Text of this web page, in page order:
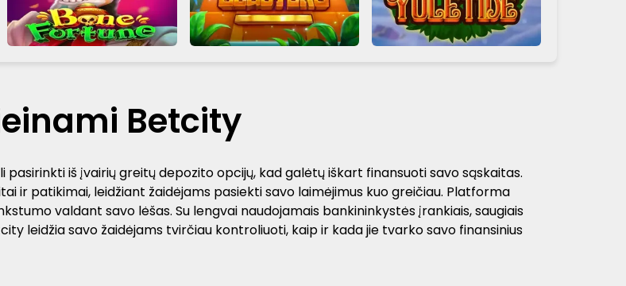
Betcity
iš įvairių greitų depozito opcijų, kad galėtų iškart finansuoti savo sąskaitas.
ir patikimai, leidžiant žaidėjams pasiekti savo laimėjimus kuo greičiau. Platforma
valdant savo lėšas. Su lengvai naudojamais bankininkystės įrankiais, saugiais
leidžia savo žaidėjams tvirčiau kontroliuoti, kaip ir kada jie tvarko savo finansinius